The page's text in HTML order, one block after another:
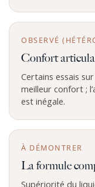
OBSERVÉ
Confort
Certains essais
meilleur confort ;
est inégale.
À DÉMONTRER
La formule
Supériorité du